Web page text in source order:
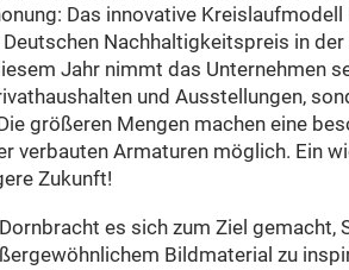
Das innovative Kreislaufmodell
Nachhaltigkeitspreis in der
Jahr nimmt das Unternehmen
und Ausstellungen,
größeren Mengen machen eine
verbauten Armaturen möglich. Ein
Zukunft!
es sich zum Ziel gemacht,
Bildmaterial zu